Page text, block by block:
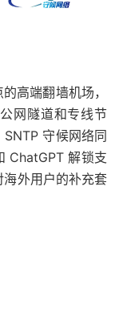
高端翻墙机场，
网隧道和专线节
守候网络同
ChatGPT 解锁支
外用户的补充套